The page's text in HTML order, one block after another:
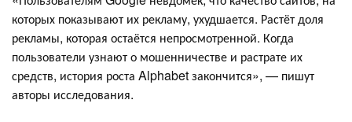
которых показывают их рекламу, ухудшается. Растёт доля
рекламы, которая остаётся непросмотренной. Когда
пользователи узнают о мошенничестве и растрате их
средств, история роста Alphabet закончится», — пишут
авторы исследования.